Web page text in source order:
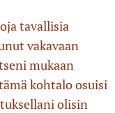
tavallisia
vakavaan
mukaan
kohtalo osuisi
olisin